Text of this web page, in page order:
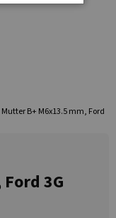
Mutter B+ M6x13.5 mm, Ford 3G
3G